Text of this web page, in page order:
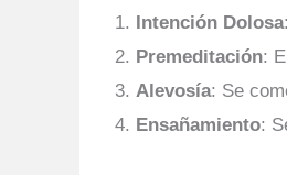
Intención Dolosa
Premeditación:
Alevosía: Se
Ensañamiento: